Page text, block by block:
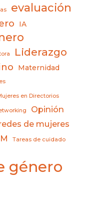
evaluación
IA
Liderazgo
Maternidad
en Directorios
Opinión
de mujeres
Tareas de cuidado
género